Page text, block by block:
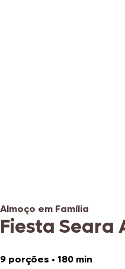
Almoço em Família
Fiesta Seara
9 porções • 180 min